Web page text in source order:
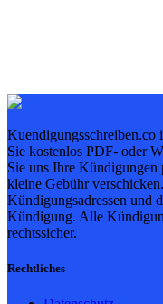
Sie kostenlos PDF- oder
Sie uns Ihre Kündigungen
kleine Gebühr
Kündigungsadressen und
Kündigung. Alle
rechtssicher.
Rechtliches